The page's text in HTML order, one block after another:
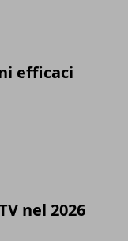
efficaci
nel 2026